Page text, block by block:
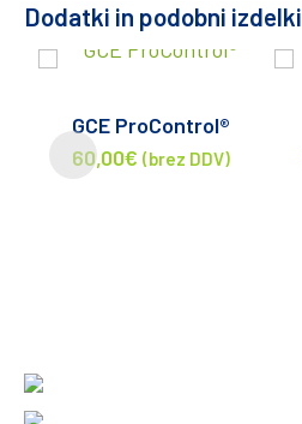
Dodatki in podobni izdelki
GCE ProControl®
60,00€ (brez DDV)